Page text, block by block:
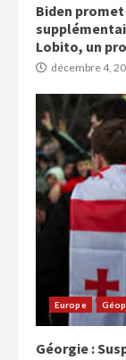
Biden
Lobito, un
décembre 4,
Europe
Géorgie :